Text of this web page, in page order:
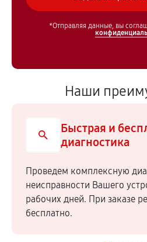
*Отправляя данные, вы
Наши
Быстрая и
диагностика
Проведем комплексную
неисправности Вашего
рабочих дней. При заказе
бесплатно.